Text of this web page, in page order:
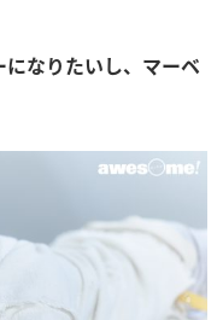
になりたいし、マーベ